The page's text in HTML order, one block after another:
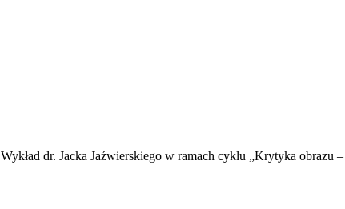
Wykład dr. Jacka Jaźwierskiego w ramach cyklu „Krytyka obrazu